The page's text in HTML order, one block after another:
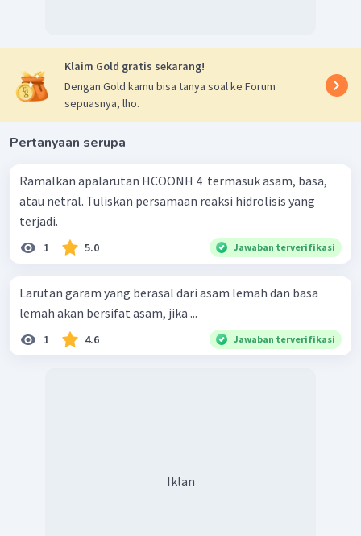
Klaim Gold gratis sekarang!
Dengan Gold kamu bisa tanya soal ke Forum
sepuasnya, lho.
Pertanyaan serupa
Ramalkan apalarutan HCOONH 4 ​ termasuk asam, basa,
atau netral. Tuliskan persamaan reaksi hidrolisis yang
terjadi.
1 5.0 Jawaban terverifikasi
Larutan garam yang berasal dari asam lemah dan basa
lemah akan bersifat asam, jika ...
1 4.6 Jawaban terverifikasi
Iklan